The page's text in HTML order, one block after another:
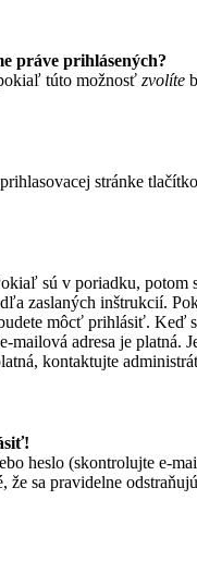
práve prihlásených?
túto možnosť zvolíte
stránke tlačítko
sú v poriadku,
zaslaných inštrukcií.
môcť prihlásiť.
adresa je
kontaktujte
heslo (skontrolujte e-
sa pravidelne